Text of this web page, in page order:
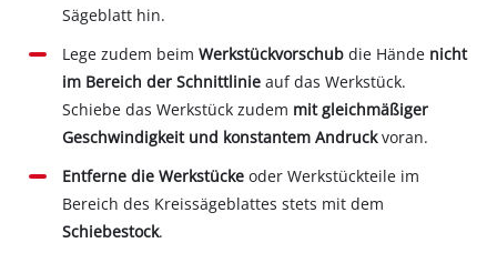
Sägeblatt hin.
Lege zudem beimWerkstückvorschubdie Hände nicht
im Bereich der Schnittlinie auf das Werkstück.
Schiebe das Werkstück zudem mit gleichmäßiger
Geschwindigkeit und konstantem Andruckvoran.
Entferne die Werkstücke oder Werkstückteile im
Bereich des Kreissägeblattes stets mit dem
Schiebestock.